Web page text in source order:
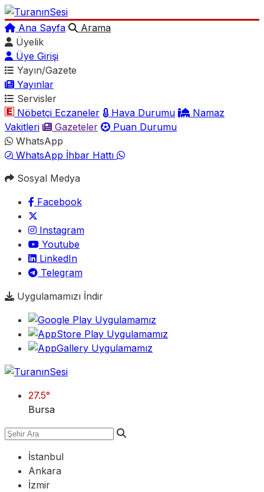
Ana Sayfa
Arama
Üyelik
Üye Girişi
Yayın/Gazete
Yayınlar
Servisler
Nöbetçi Eczaneler
Hava Durumu
Namaz
Vakitleri
Gazeteler
Puan Durumu
WhatsApp
WhatsApp İhbar Hattı
Sosyal Medya
Facebook
Instagram
Youtube
LinkedIn
Telegram
Uygulamamızı İndir
27.5°
Bursa
İstanbul
Ankara
İzmir